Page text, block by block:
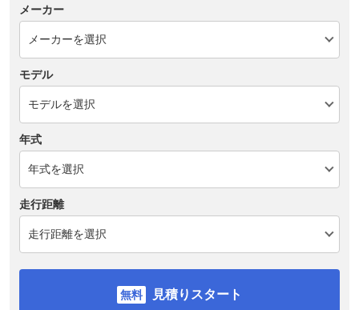
メーカー
モデル
年式
走行距離
見積りスタート